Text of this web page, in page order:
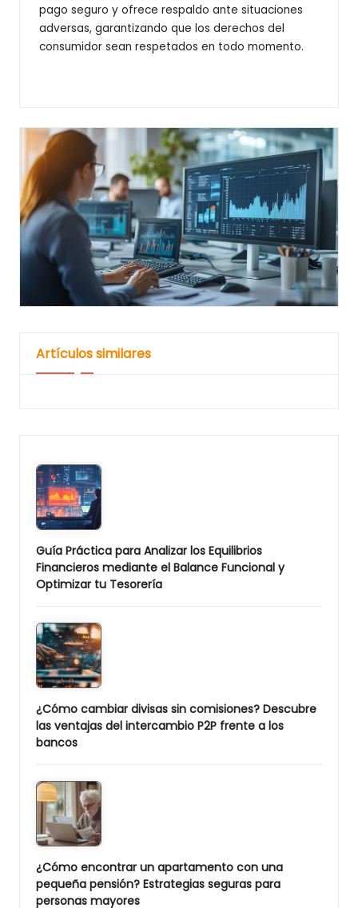
pago seguro y ofrece respaldo ante situaciones
adversas, garantizando que los derechos del
consumidor sean respetados en todo momento.
Artículos similares
Guía Práctica para Analizar los Equilibrios
Financieros mediante el Balance Funcional y
Optimizar tu Tesorería
¿Cómo cambiar divisas sin comisiones? Descubre
las ventajas del intercambio P2P frente a los
bancos
¿Cómo encontrar un apartamento con una
pequeña pensión? Estrategias seguras para
personas mayores